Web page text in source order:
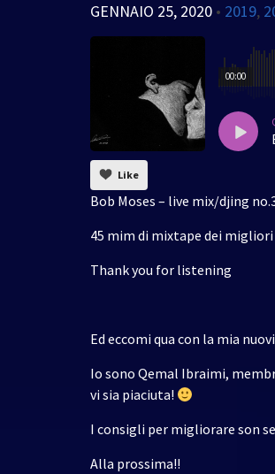
GENNAIO 25, 2020 • 2019,
00:00
Like
Bob Moses – live mix/djing
45 mim di mixtape dei
Thank you for listening
Ed eccomi qua con la mia
Io sono Qemal Ibraimi,
vi sia piaciuta!
I consigli per migliorare son
Alla prossima!!